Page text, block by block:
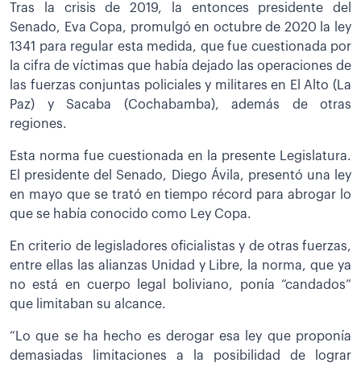
Tras la crisis de 2019, la entonces presidente del
Senado, Eva Copa, promulgó en octubre de 2020 la ley
1341 para regular esta medida, que fue cuestionada por
la cifra de víctimas que había dejado las operaciones de
las fuerzas conjuntas policiales y militares en El Alto (La
Paz) y Sacaba (Cochabamba), además de otras
regiones.
Esta norma fue cuestionada en la presente Legislatura.
El presidente del Senado, Diego Ávila, presentó una ley
en mayo que se trató en tiempo récord para abrogar lo
que se había conocido como Ley Copa.
En criterio de legisladores oficialistas y de otras fuerzas,
entre ellas las alianzas Unidad y Libre, la norma, que ya
no está en cuerpo legal boliviano, ponía “candados”
que limitaban su alcance.
“Lo que se ha hecho es derogar esa ley que proponía
demasiadas limitaciones a la posibilidad de lograr